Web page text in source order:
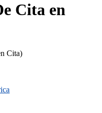
Cita en
Cita)